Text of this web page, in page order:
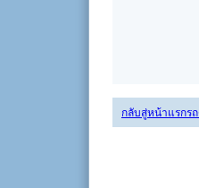
กลับสู่หน้าแรกร